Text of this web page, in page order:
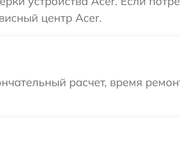
центр Acer.
расчет, время